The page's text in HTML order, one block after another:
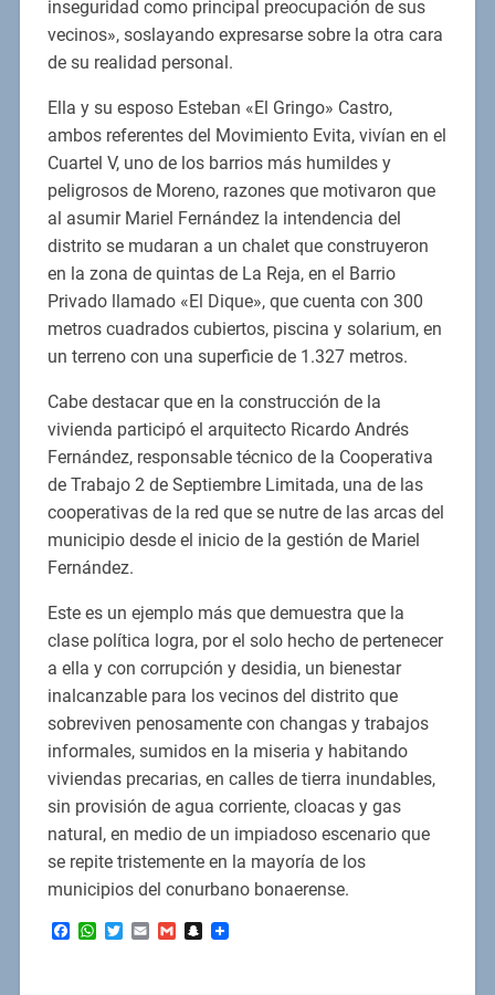
inseguridad como principal preocupación de sus
vecinos», soslayando expresarse sobre la otra cara
de su realidad personal.
Ella y su esposo Esteban «El Gringo» Castro,
ambos referentes del Movimiento Evita, vivían en el
Cuartel V, uno de los barrios más humildes y
peligrosos de Moreno, razones que motivaron que
al asumir Mariel Fernández la intendencia del
distrito se mudaran a un chalet que construyeron
en la zona de quintas de La Reja, en el Barrio
Privado llamado «El Dique», que cuenta con 300
metros cuadrados cubiertos, piscina y solarium, en
un terreno con una superficie de 1.327 metros.
Cabe destacar que en la construcción de la
vivienda participó el arquitecto Ricardo Andrés
Fernández, responsable técnico de la Cooperativa
de Trabajo 2 de Septiembre Limitada, una de las
cooperativas de la red que se nutre de las arcas del
municipio desde el inicio de la gestión de Mariel
Fernández.
Este es un ejemplo más que demuestra que la
clase política logra, por el solo hecho de pertenecer
a ella y con corrupción y desidia, un bienestar
inalcanzable para los vecinos del distrito que
sobreviven penosamente con changas y trabajos
informales, sumidos en la miseria y habitando
viviendas precarias, en calles de tierra inundables,
sin provisión de agua corriente, cloacas y gas
natural, en medio de un impiadoso escenario que
se repite tristemente en la mayoría de los
municipios del conurbano bonaerense.
Facebook
WhatsApp
Twitter
EmailGmailSnapchat